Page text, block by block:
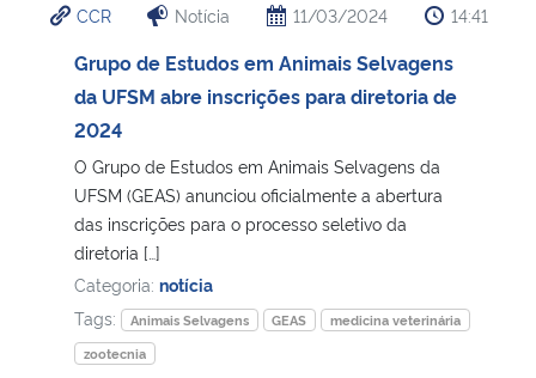
Controladoria-Geral da União
Ministério da Mulher, da Família e dos Direitos Humanos
Secretaria-Geral
Secretaria de Governo
Gabinete de Segurança Institucional
Advocacia-Geral da União
CCR Notícia 11/03/2024 14:41
Grupo de Estudos em Animais Selvagens
da UFSM abre inscrições para diretoria de
2024
O Grupo de Estudos em Animais Selvagens da
UFSM (GEAS) anunciou oficialmente a abertura
das inscrições para o processo seletivo da
diretoria […]
Categoria: notícia
Tags:
Animais Selvagens GEAS
medicina veterinária
zootecnia